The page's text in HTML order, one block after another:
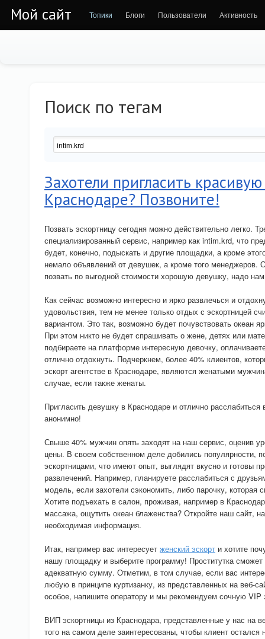
Мой сайт Топики Блоги Пользователи Активность
Поиск по тегам
Захотели пригласить
Краснодаре? Позвоните!
Позвать эскортницу сегодня можно действительно легко.
специализированный сервис, например как intim.krd, что
будет, конечно, подыскать и другие площадки, а кроме
немало объявлений от девушек, а кроме того менеджеров.
позвать по выгодной стоимости хорошую девушку, надо
Как сейчас возможно интересно и ярко развлечься и
удовольствия, тем не менее только отдых с эскортницей
вариантом. Это так, возможно будет почувствовать океан
При этом никто не будет спрашивать о жене, детях или
подбираете на платформе интересную девочку,
отлично отдохнуть. Подчеркнем, более 40% клиентов,
эскорт агентстве в Краснодаре, являются женатыми
случае, если также женаты.
Пригласить девушку в Краснодаре и отлично расслабиться
анонимно!
Свыше 40% мужчин опять заходят на наш сервис, оценив
цены. В своем собственном деле добились популярности,
эскортницами, что имеют опыт, выглядят вкусно и готовы
развлечений. Например, планируете расслабиться с
модель, если захотели сэкономить, либо парочку, которая
Хотите подъехать в салон, проживая, например в
массажа, ощутить океан блаженства? Откройте наш сайт,
необходимая информация.
Итак, например вас интересует женский эскорт и хотите
нашу площадку и выберите программу! Проститутка
адекватную сумму. Отметим, в том случае, если вас
любую в принципе куртизанку, из представленных на веб-
особое, напишите оператору и мы рекомендуем сочную VIP
ВИП эскортницы из Краснодара, представленные у нас на
того на самом деле заинтересованы, чтобы клиент